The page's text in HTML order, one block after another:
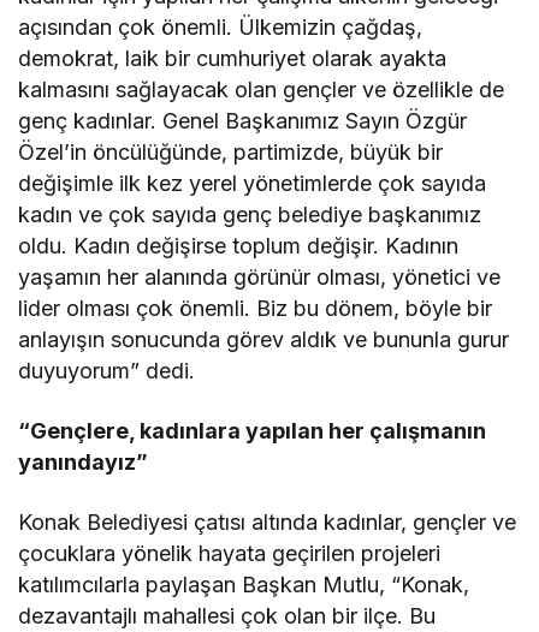
açısından çok önemli. Ülkemizin çağdaş,
demokrat, laik bir cumhuriyet olarak ayakta
kalmasını sağlayacak olan gençler ve özellikle de
genç kadınlar. Genel Başkanımız Sayın Özgür
Özel’in öncülüğünde, partimizde, büyük bir
değişimle ilk kez yerel yönetimlerde çok sayıda
kadın ve çok sayıda genç belediye başkanımız
oldu. Kadın değişirse toplum değişir. Kadının
yaşamın her alanında görünür olması, yönetici ve
lider olması çok önemli. Biz bu dönem, böyle bir
anlayışın sonucunda görev aldık ve bununla gurur
duyuyorum” dedi.
“Gençlere, kadınlara yapılan her çalışmanın
yanındayız”
Konak Belediyesi çatısı altında kadınlar, gençler ve
çocuklara yönelik hayata geçirilen projeleri
katılımcılarla paylaşan Başkan Mutlu, “Konak,
dezavantajlı mahallesi çok olan bir ilçe. Bu